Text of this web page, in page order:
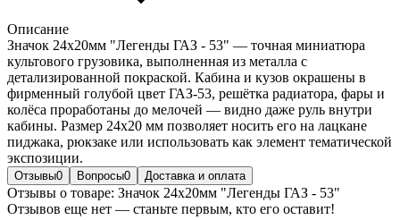
Описание
Значок 24х20мм "Легенды ГАЗ - 53" — точная миниатюра
культового грузовика, выполненная из металла с
детализированной покраской. Кабина и кузов окрашены в
фирменный голубой цвет ГАЗ-53, решётка радиатора, фары и
колёса проработаны до мелочей — видно даже руль внутри
кабины. Размер 24х20 мм позволяет носить его на лацкане
пиджака, рюкзаке или использовать как элемент тематической
экспозиции.
Отзывы0 Вопросы0 Доставка и оплата
Отзывы о товаре: Значок 24х20мм "Легенды ГАЗ - 53"
Отзывов еще нет — станьте первым, кто его оставит!